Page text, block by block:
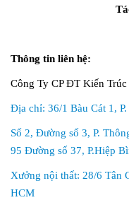
Thông tin liên hệ:
Công Ty CP ĐT Kiến
Địa chỉ: 36/1 Bàu Cát 1,
Số 2, Đường số 3, P.
95 Đường số 37, P.Hiệp
Xưởng nội thất: 28/6 Tân
HCM